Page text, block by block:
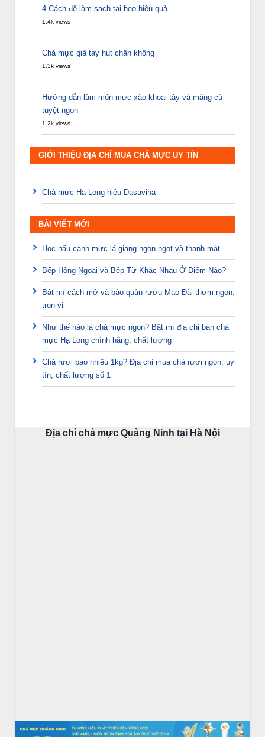
4 Cách để làm sạch tai heo hiệu quả
1.4k views
Chả mực giã tay hút chân không
1.3k views
Hướng dẫn làm món mực xào khoai tây và măng củ
tuyệt ngon
1.2k views
GIỚI THIỆU ĐỊA CHỈ MUA CHẢ MỰC UY TÍN
Chả mực Hạ Long hiệu Dasavina
BÀI VIẾT MỚI
Học nấu canh mực lá giang ngon ngọt và thanh mát
Bếp Hồng Ngoại và Bếp Từ Khác Nhau Ở Điểm Nào?
Bật mí cách mở và bảo quản rượu Mao Đài thơm ngon,
trọn vị
Như thế nào là chả mực ngon? Bật mí địa chỉ bán chả
mực Hạ Long chính hãng, chất lượng
Chả rươi bao nhiêu 1kg? Địa chỉ mua chả rươi ngon, uy
tín, chất lượng số 1
Địa chỉ chả mực Quảng Ninh tại Hà Nội